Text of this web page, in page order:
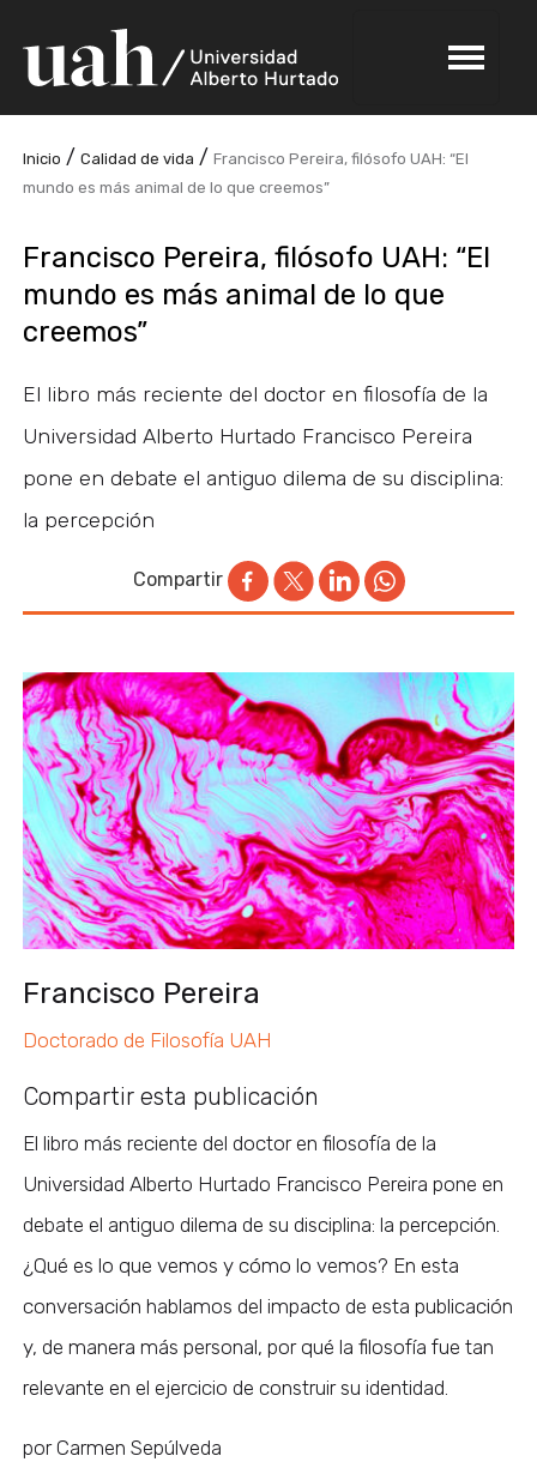
Inicio /Calidad de vida /Francisco Pereira, filósofo UAH: “El
mundo es más animal de lo que creemos”
Francisco Pereira, filósofo UAH: “El
mundo es más animal de lo que
creemos”
El libro más reciente del doctor en filosofía de la
Universidad Alberto Hurtado Francisco Pereira
pone en debate el antiguo dilema de su disciplina:
la percepción
Compartir
Francisco Pereira
Doctorado de Filosofía UAH
Compartir esta publicación
El libro más reciente del doctor en filosofía de la
Universidad Alberto Hurtado Francisco Pereira pone en
debate el antiguo dilema de su disciplina: la percepción.
¿Qué es lo que vemos y cómo lo vemos? En esta
conversación hablamos del impacto de esta publicación
y, de manera más personal, por qué la filosofía fue tan
relevante en el ejercicio de construir su identidad.
por Carmen Sepúlveda